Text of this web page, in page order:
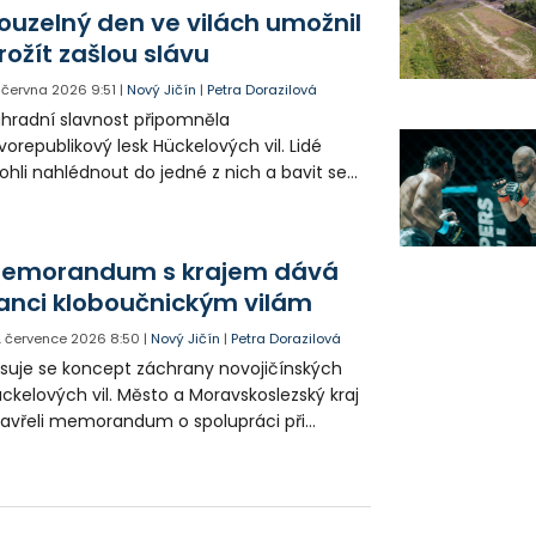
mezi městem a krajem.
den ve vilách umožnil
zašlou slávu
června 2026 9:51 |Nový Jičín |Petra Dorazilová
slavnost připomněla
lesk Hückelových vil. Lidé
nahlédnout do jedné z nich a bavit se
s krajem dává
kloboučnickým vilám
července 2026 8:50 |Nový Jičín |Petra Dorazilová
se koncept záchrany novojičínských
vil. Město a Moravskoslezský kraj
memorandum o spolupráci při
Novojičínska.